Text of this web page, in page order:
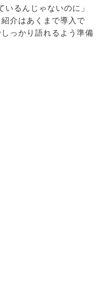
るんじゃないのに」
介はあくまで導入で
っかり語れるよう準備